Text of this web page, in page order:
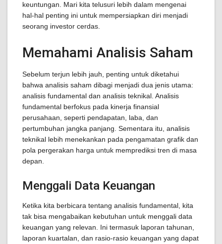
keuntungan. Mari kita telusuri lebih dalam mengenai
hal-hal penting ini untuk mempersiapkan diri menjadi
seorang investor cerdas.
Memahami Analisis Saham
Sebelum terjun lebih jauh, penting untuk diketahui
bahwa analisis saham dibagi menjadi dua jenis utama:
analisis fundamental dan analisis teknikal. Analisis
fundamental berfokus pada kinerja finansial
perusahaan, seperti pendapatan, laba, dan
pertumbuhan jangka panjang. Sementara itu, analisis
teknikal lebih menekankan pada pengamatan grafik dan
pola pergerakan harga untuk memprediksi tren di masa
depan.
Menggali Data Keuangan
Ketika kita berbicara tentang analisis fundamental, kita
tak bisa mengabaikan kebutuhan untuk menggali data
keuangan yang relevan. Ini termasuk laporan tahunan,
laporan kuartalan, dan rasio-rasio keuangan yang dapat